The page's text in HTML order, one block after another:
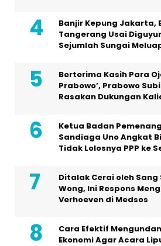
Banjir Kepung Jakarta,
Tangerang Usai
Sejumlah Sungai
Berterima Kasih Para
Prabowo’, Prabowo
Rasakan Dukungan
Ketua Badan
Sandiaga Uno Angkat
Tidak Lolosnya PPP ke
Ditalak Cerai oleh
Wong, Ini Respons
Verhoeven di Medsos
Cara Efektif
Ekonomi Agar Acara